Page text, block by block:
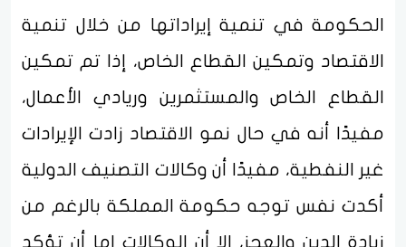
الحكومة في تنمية إيراداتها من خلال تنمية
الاقتصاد وتمكين القطاع الخاص، إذا تم تمكين
القطاع الخاص والمستثمرين وريادي الأعمال،
مفيدًا أنه في حال نمو الاقتصاد زادت الإيرادات
غير النفطية، مفيدًا أن وكالات التصنيف الدولية
أكدت نفس توجه حكومة المملكة بالرغم من
زيادة الدين والعجز، إلا أن الوكالات إما أن تؤكد